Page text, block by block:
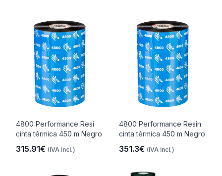
4800 Performance Resi
cinta térmica 450 m Negro
315.91€ (IVA incl.)
4800 Performance Resin
cinta térmica 450 m Negro
351.3€ (IVA incl.)